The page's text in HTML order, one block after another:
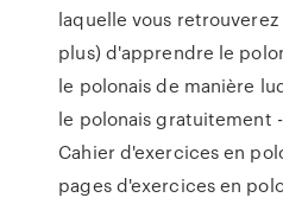
laquelle vous retrouverez
plus) d'apprendre le
le polonais de manière
le polonais gratuitement
Cahier d'exercices en
pages d'exercices en